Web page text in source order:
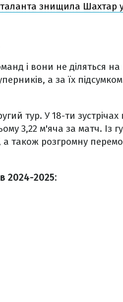
знищила Шахтар у
і вони не діляться
а за їх
тур. У 18-ти
3,22 м'яча за матч. Із
а також розгромну
2024-2025: